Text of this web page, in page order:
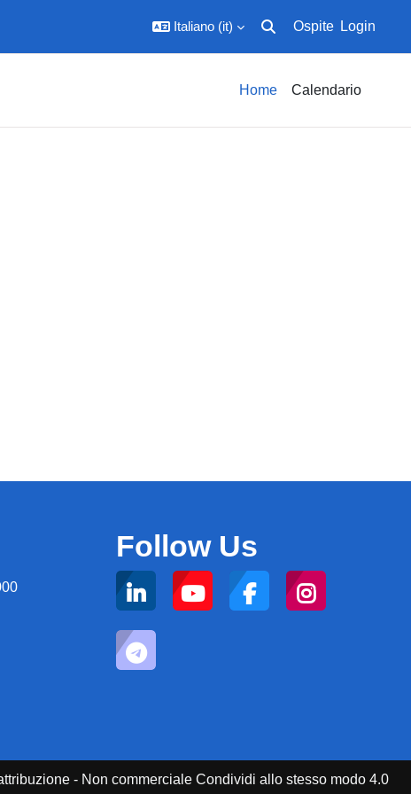
Italiano ‎(it)‎
Attiva/disattiva input di
Ospite Login
Home Calendario
Follow Us
- Non commerciale Condividi allo stesso modo 4.0